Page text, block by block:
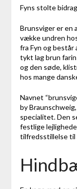
Fyns stolte
Brunsviger er en
vække undren
fra Fyn og
tykt lag brun
og den søde,
hos mange
Navnet
by
specialitet. Den
festlige
tilfredsstillelse til